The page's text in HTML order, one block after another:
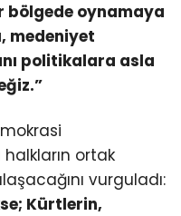
bölgede oynamaya
medeniyet
politikalara asla
ortak
vurguladı:
Kürtlerin,